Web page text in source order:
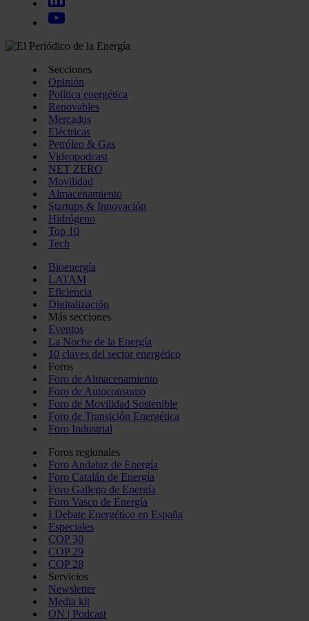
Secciones
Opinión
Política energética
Renovables
Mercados
Eléctricas
Petróleo & Gas
Videopodcast
NET ZERO
Movilidad
Almacenamiento
Startups & Innovación
Hidrógeno
Top 10
Tech
Bioenergía
LATAM
Eficiencia
Digitalización
Más secciones
Eventos
La Noche de la Energía
10 claves del sector energético
Foros
Foro de Almacenamiento
Foro de Autoconsumo
Foro de Movilidad Sostenible
Foro de Transición Energética
Foro Industrial
Foros regionales
Foro Andaluz de Energía
Foro Catalán de Energía
Foro Gallego de Energía
Foro Vasco de Energía
I Debate Energético en España
Especiales
COP 30
COP 29
COP 28
Servicios
Newsletter
Media kit
ON | Podcast